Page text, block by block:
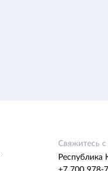
Свяжитесь